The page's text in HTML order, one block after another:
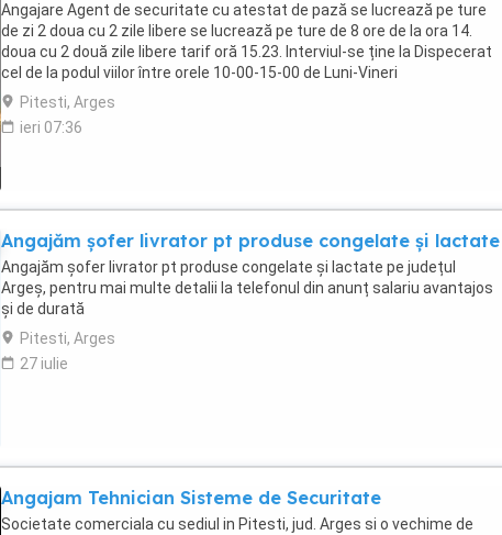
Angajare Agent de securitate cu atestat de pază se lucrează pe ture
de zi 2 doua cu 2 zile libere se lucrează pe ture de 8 ore de la ora 14.
doua cu 2 două zile libere tarif oră 15.23. Interviul-se ține la Dispecerat
cel de la podul viilor între orele 10-00-15-00 de Luni-Vineri
Pitesti, Arges
ieri 07:36
Angajăm șofer livrator pt produse congelate și lactate
Angajăm șofer livrator pt produse congelate și lactate pe județul
Argeș, pentru mai multe detalii la telefonul din anunț salariu avantajos
și de durată
Pitesti, Arges
27 iulie
Angajam Tehnician Sisteme de Securitate
Societate comerciala cu sediul in Pitesti, jud. Arges si o vechime de